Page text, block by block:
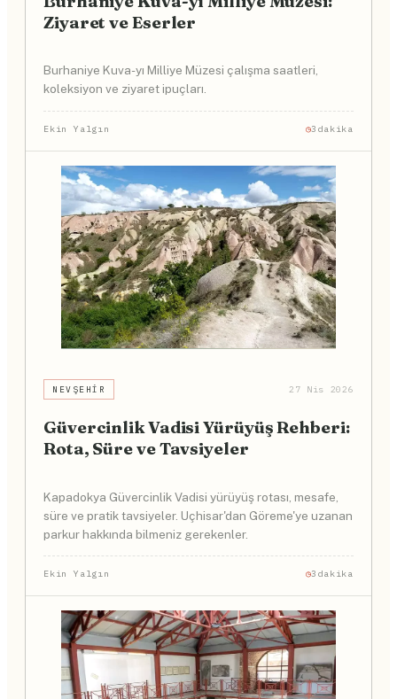
Ziyaret ve Eserler
Burhaniye Kuva-yı Milliye Müzesi çalışma saatleri,
koleksiyon ve ziyaret ipuçları.
Ekin Yalgın 3dakika
NEVŞEHIR 27 Nis 2026
Güvercinlik Vadisi Yürüyüş Rehberi:
Rota, Süre ve Tavsiyeler
Kapadokya Güvercinlik Vadisi yürüyüş rotası, mesafe,
süre ve pratik tavsiyeler. Uçhisar'dan Göreme'ye uzanan
parkur hakkında bilmeniz gerekenler.
Ekin Yalgın 3dakika